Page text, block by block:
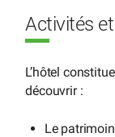
Activités
L’hôtel
découvrir :
Le